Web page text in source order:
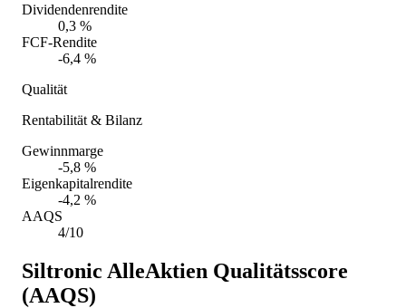
Dividendenrendite
0,3 %
FCF-Rendite
-6,4 %
Qualität
Rentabilität & Bilanz
Gewinnmarge
-5,8 %
Eigenkapitalrendite
-4,2 %
AAQS
4/10
Siltronic AlleAktien Qualitätsscore
(AAQS)